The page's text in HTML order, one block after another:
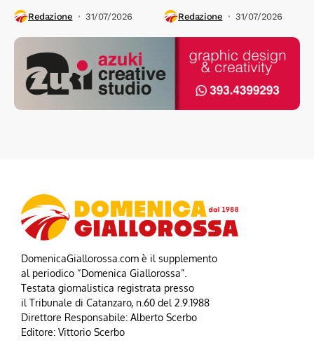
Redazione 31/07/2026 Redazione 31/07/2026
DomenicaGiallorossa.com è il supplemento
al periodico “Domenica Giallorossa”.
Testata giornalistica registrata presso
il Tribunale di Catanzaro, n.60 del 2.9.1988
Direttore Responsabile: Alberto Scerbo
Editore: Vittorio Scerbo